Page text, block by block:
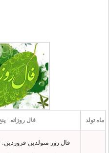
ماه تولد فال روزانه - پنج شنبه 31
فال روز متولدین